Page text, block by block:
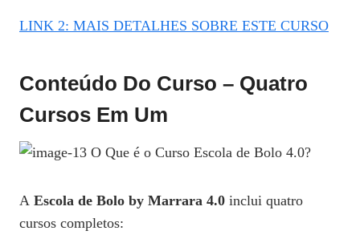
LINK 2: MAIS DETALHES SOBRE ESTE CURSO
Conteúdo Do Curso – Quatro
Cursos Em Um
A Escola de Bolo by Marrara 4.0 inclui quatro
cursos completos: